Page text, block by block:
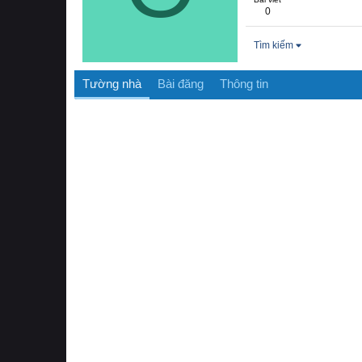
0
Tìm kiếm
Tường nhà Bài đăng Thông tin